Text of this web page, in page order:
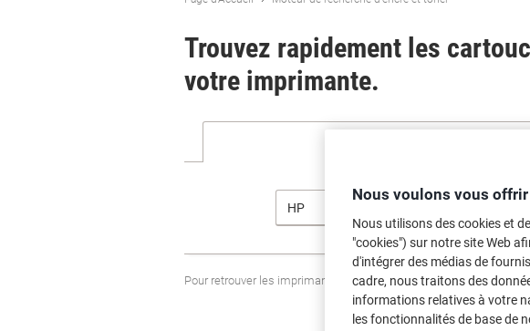
Trouvez rapidement les
votre imprimante.
HP
Pour retrouver les imprimantes listées et/ou les cartouches
Nous voulons vous
Nous utilisons des cookies et
"cookies") sur notre site Web
d'intégrer des médias de
cadre, nous traitons des
informations relatives à votre
les fonctionnalités de base de